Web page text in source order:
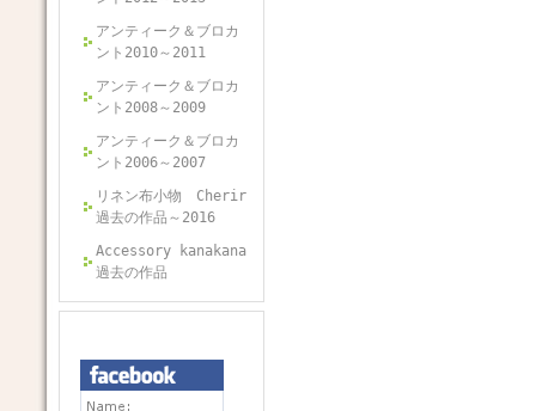
アンティーク＆ブロカ
ント2010～2011
アンティーク＆ブロカ
ント2008～2009
アンティーク＆ブロカ
ント2006～2007
リネン布小物 Cherir
過去の作品～2016
Accessory kanakana
過去の作品